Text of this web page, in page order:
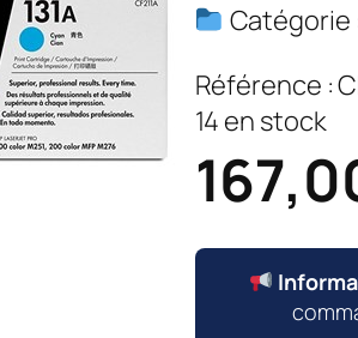
Catégorie
Référence :
14 en stock